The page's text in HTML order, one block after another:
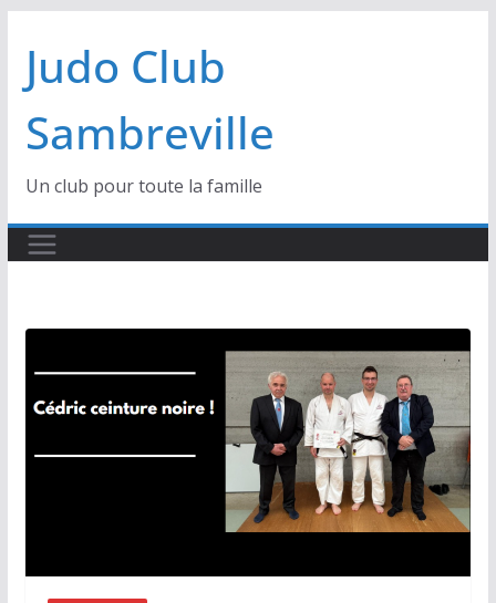
contenu
Judo Club
Sambreville
Un club pour toute la famille